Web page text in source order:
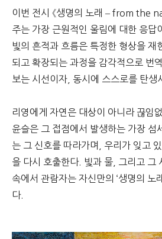
이번 전시 《생명의 노래 – from the
주는 가장 근원적인 울림에 대한 응답
빛의 흔적과 흐름은 특정한 형상을 재
되고 확장되는 과정을 감각적으로 번
보는 시선이자, 동시에 스스로를 탄생
리영에게 자연은 대상이 아니라 끊임
윤슬은 그 접점에서 발생하는 가장 섬
는 그 신호를 따라가며, 우리가 잊고
을 다시 호출한다. 빛과 물, 그리고 그
속에서 관람자는 자신만의 ‘생명의 노
다.